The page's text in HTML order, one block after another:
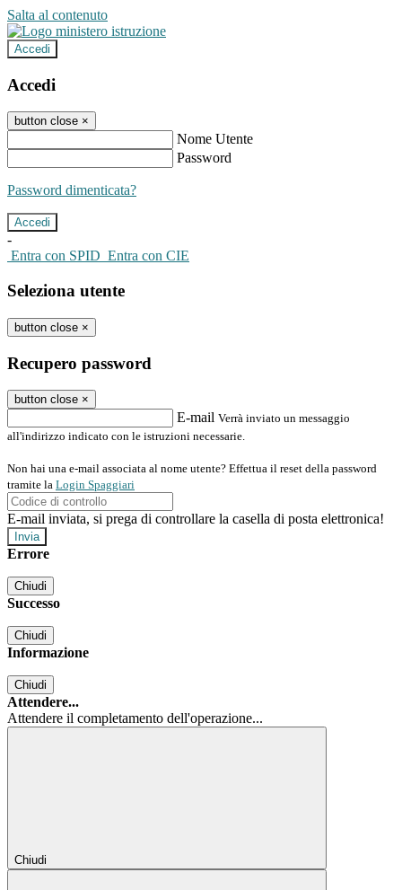
Salta al contenuto
Accedi
Accedi
button close ×
Nome Utente
Password
Password dimenticata?
-
Entra con SPID Entra con CIE
Seleziona utente
button close ×
Recupero password
button close ×
E-mail Verrà inviato un messaggio
all'indirizzo indicato con le istruzioni necessarie.
Non hai una e-mail associata al nome utente? Effettua il reset della password
tramite la Login Spaggiari
E-mail inviata, si prega di controllare la casella di posta elettronica!
Errore
Chiudi
Successo
Chiudi
Informazione
Chiudi
Attendere...
Attendere il completamento dell'operazione...
Chiudi